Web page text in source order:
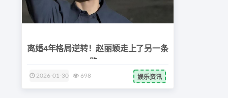
离婚4年格局逆转！赵丽颖走上了另一条
2026-01-30 698 娱乐资讯